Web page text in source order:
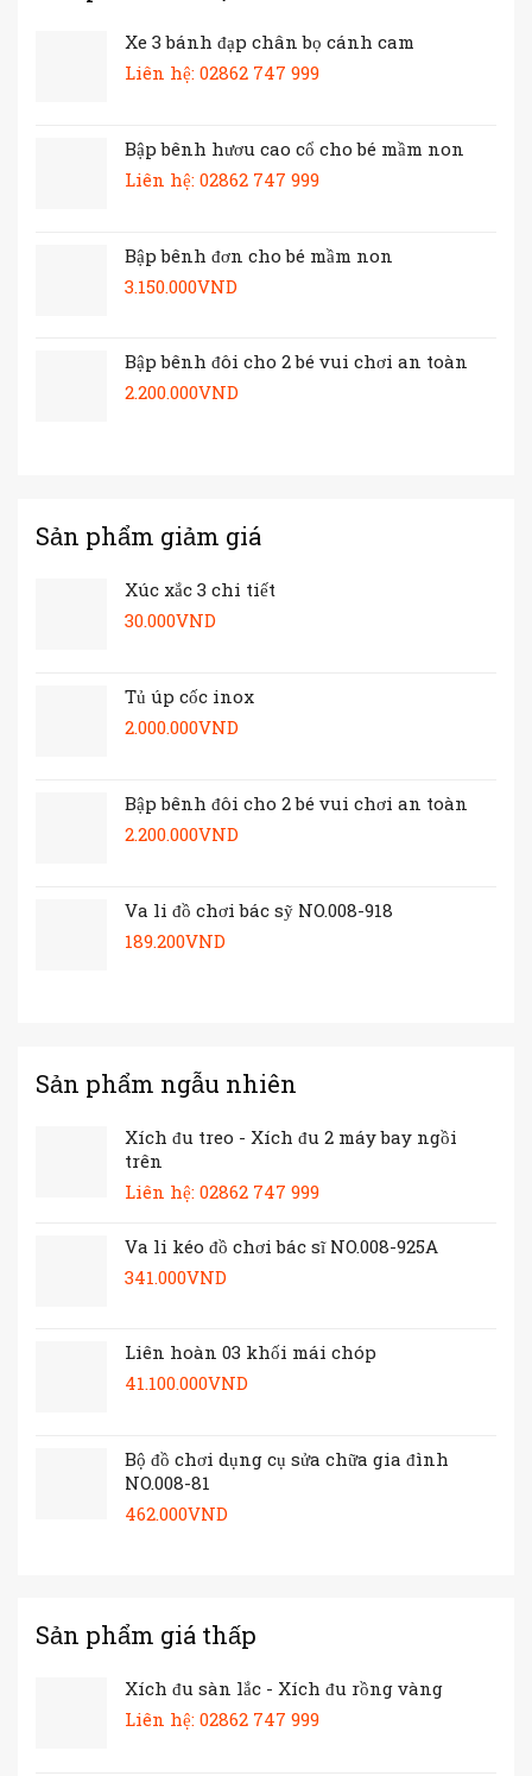
Xe 3 bánh đạp chân bọ cánh cam
Liên hệ: 02862 747 999
Bập bênh hươu cao cổ cho bé mầm non
Liên hệ: 02862 747 999
Bập bênh đơn cho bé mầm non
3.150.000VND
Bập bênh đôi cho 2 bé vui chơi an toàn
2.200.000VND
Sản phẩm giảm giá
Xúc xắc 3 chi tiết
30.000VND
Tủ úp cốc inox
2.000.000VND
Bập bênh đôi cho 2 bé vui chơi an toàn
2.200.000VND
Va li đồ chơi bác sỹ NO.008-918
189.200VND
Sản phẩm ngẫu nhiên
Xích đu treo - Xích đu 2 máy bay ngồi
trên
Liên hệ: 02862 747 999
Va li kéo đồ chơi bác sĩ NO.008-925A
341.000VND
Liên hoàn 03 khối mái chóp
41.100.000VND
Bộ đồ chơi dụng cụ sửa chữa gia đình
NO.008-81
462.000VND
Sản phẩm giá thấp
Xích đu sàn lắc - Xích đu rồng vàng
Liên hệ: 02862 747 999